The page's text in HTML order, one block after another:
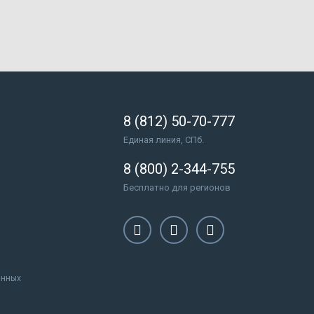
8 (812) 50-70-777
Единая линия, СПб.
8 (800) 2-344-755
Бесплатно для регионов